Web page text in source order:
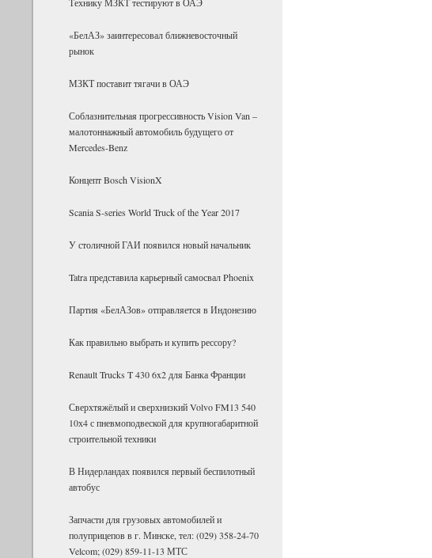
«БелАЗ» заинтересовал ближневосточный
рынок
МЗКТ поставит тягачи в ОАЭ
Соблазнительная прогрессивность Vision Van –
малотоннажный автомобиль будущего от
Mercedes-Benz
Концепт Bosch VisionX
Scania S-series World Truck of the Year 2017
У столичной ГАИ появился новый начальник
Tatra представила карьерный самосвал Phoenix
Партия «БелАЗов» отправляется в Индонезию
Как правильно выбрать и купить рессору?
Renault Trucks T 430 6x2 для Банка Фран­ции
Сверх­тя­жё­лый и сверх­низ­кий Volvo FM13 540
10х4 с пнев­мо­под­вес­кой для круп­но­га­ба­рит­ной
стро­и­тель­ной тех­ники
В Нидерландах появился первый беспилотный
автобус
Запчасти для грузовых автомобилей и
полуприцепов в г. Минске, тел: (029) 358-24-70
Velcom; (029) 859-11-13 МТС